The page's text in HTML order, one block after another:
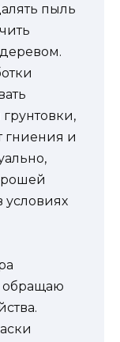
пыль
гниения и
условиях
обращаю